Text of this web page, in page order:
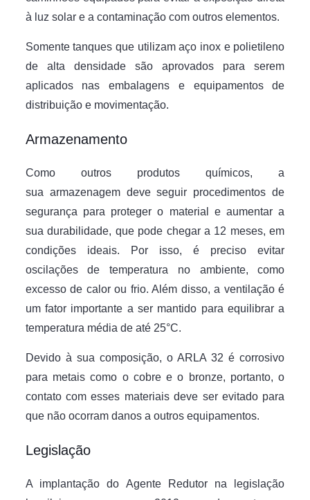
à luz solar e a contaminação com outros elementos.
Somente tanques que utilizam aço inox e polietileno
de alta densidade são aprovados para serem
aplicados nas embalagens e equipamentos de
distribuição e movimentação.
Armazenamento
Como outros produtos químicos, a
sua armazenagem deve seguir procedimentos de
segurança para proteger o material e aumentar a
sua durabilidade, que pode chegar a 12 meses, em
condições ideais. Por isso, é preciso evitar
oscilações de temperatura no ambiente, como
excesso de calor ou frio. Além disso, a ventilação é
um fator importante a ser mantido para equilibrar a
temperatura média de até 25°C.
Devido à sua composição, o ARLA 32 é corrosivo
para metais como o cobre e o bronze, portanto, o
contato com esses materiais deve ser evitado para
que não ocorram danos a outros equipamentos.
Legislação
A implantação do Agente Redutor na legislação